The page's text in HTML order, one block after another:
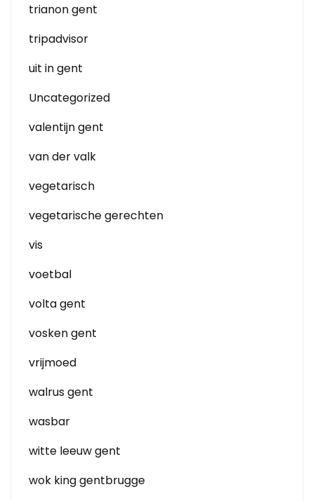
trianon gent
tripadvisor
uit in gent
Uncategorized
valentijn gent
van der valk
vegetarisch
vegetarische gerechten
vis
voetbal
volta gent
vosken gent
vrijmoed
walrus gent
wasbar
witte leeuw gent
wok king gentbrugge